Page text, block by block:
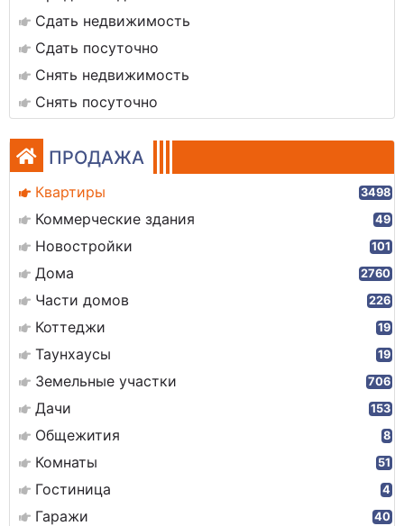
Сдать недвижимость
Сдать посуточно
Снять недвижимость
Снять посуточно
ПРОДАЖА
Квартиры 3498
Коммерческие здания 49
Новостройки 101
Дома 2760
Части домов 226
Коттеджи 19
Таунхаусы 19
Земельные участки 706
Дачи 153
Общежития 8
Комнаты 51
Гостиница 4
Гаражи 40